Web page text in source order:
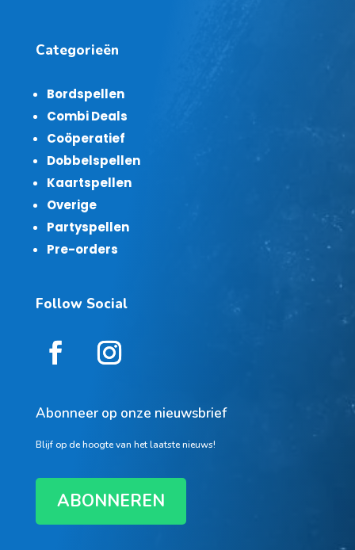
Categorieën
Bordspellen
Combi Deals
Coöperatief
Dobbelspellen
Kaartspellen
Overige
Partyspellen
Pre-orders
Follow Social
Abonneer op onze nieuwsbrief
Blijf op de hoogte van het laatste nieuws!
ABONNEREN